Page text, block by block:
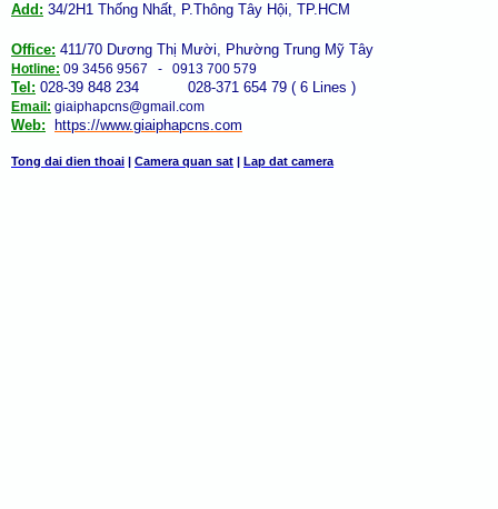
Add: 34/2H1 Thống Nhất, P.Thông Tây Hội, TP.HCM
Office: 411/70 Dương Thị Mười, Phường Trung Mỹ Tây
Hotline: 09 3456 9567 - 0913 700 579
Tel: 028-39 848 234 028-371 654 79 ( 6 Lines )
Email: giaiphapcns@gmail.com
Web: https://www.giaiphapcns.com
Tong dai dien thoai | Camera quan sat | Lap dat camera